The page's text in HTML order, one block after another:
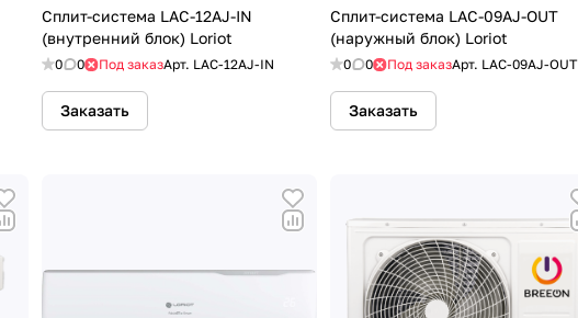
Сплит-система LAC-12AJ-IN
(внутренний блок) Loriot
0 0 Под заказАрт. LAC-12AJ-IN
Заказать
Сплит-система LAC-09AJ-OUT
(наружный блок) Loriot
0 0 Под заказАрт. LAC-09AJ-OUT
Заказать